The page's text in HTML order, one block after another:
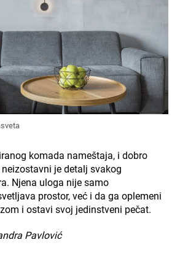
komada nameštaja, i dobro
je detalj svakog
Njena uloga nije samo
prostor, već i da ga oplemeni
i ostavi svoj jedinstveni pečat.
Pavlović